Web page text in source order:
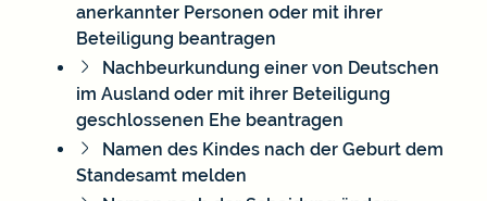
anerkannter Personen oder mit ihrer
Beteiligung beantragen
Nachbeurkundung einer von Deutschen
im Ausland oder mit ihrer Beteiligung
geschlossenen Ehe beantragen
Namen des Kindes nach der Geburt dem
Standesamt melden